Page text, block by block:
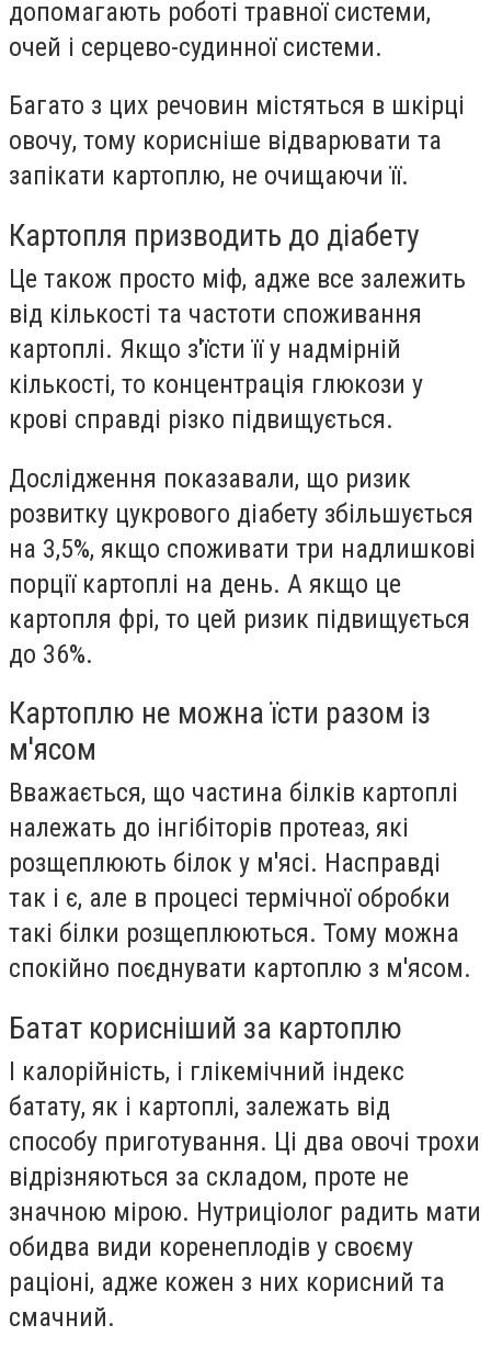
допомагають роботі травної системи,
очей і серцево-судинної системи.
Багато з цих речовин містяться в шкірці
овочу, тому корисніше відварювати та
запікати картоплю, не очищаючи її.
Картопля призводить до діабету
Це також просто міф, адже все залежить
від кількості та частоти споживання
картоплі. Якщо з'їсти її у надмірній
кількості, то концентрація глюкози у
крові справді різко підвищується.
Дослідження показавали, що ризик
розвитку цукрового діабету збільшується
на 3,5%, якщо споживати три надлишкові
порції картоплі на день. А якщо це
картопля фрі, то цей ризик підвищується
до 36%.
Картоплю не можна їсти разом із
м'ясом
Вважається, що частина білків картоплі
належать до інгібіторів протеаз, які
розщеплюють білок у м'ясі. Насправді
так і є, але в процесі термічної обробки
такі білки розщеплюються. Тому можна
спокійно поєднувати картоплю з м'ясом.
Батат корисніший за картоплю
І калорійність, і глікемічний індекс
батату, як і картоплі, залежать від
способу приготування. Ці два овочі трохи
відрізняються за складом, проте не
значною мірою. Нутриціолог радить мати
обидва види коренеплодів у своєму
раціоні, адже кожен з них корисний та
смачний.